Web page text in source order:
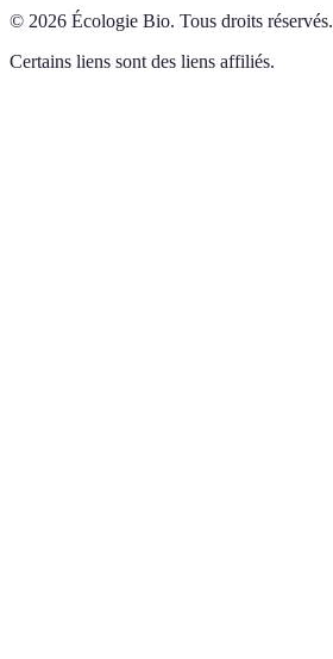
© 2026 Écologie Bio. Tous droits réservés.
Certains liens sont des liens affiliés.